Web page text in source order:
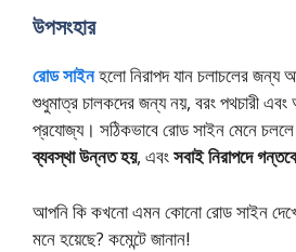
উপসংহার
রোড সাইনহলো নিরাপদ যান চলাচলের জন্য
শুধুমাত্র চালকদের জন্য নয়, বরং পথচারী
প্রযোজ্য। সঠিকভাবে রোড সাইন মেনে চললে
ব্যবস্থা উন্নত হয়, এবংসবাই নিরাপদে
আপনি কি কখনো এমন কোনো রোড সাইন
মনে হয়েছে? কমেন্টে জানান!